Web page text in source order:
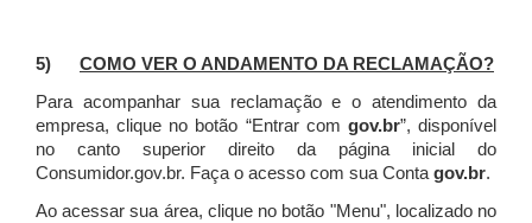
5) COMO VER O ANDAMENTO DA RECLAMAÇÃO?
Para acompanhar sua reclamação e o atendimento da
empresa, clique no botão “Entrar com gov.br”, disponível
no canto superior direito da página inicial do
Consumidor.gov.br. Faça o acesso com sua Contagov.br.
Ao acessar sua área, clique no botão "Menu", localizado no